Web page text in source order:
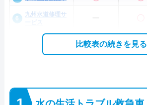
九州水道修理サ
比較表の続きを見る